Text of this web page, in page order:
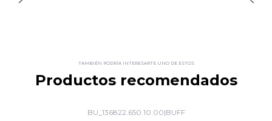
TAMBIÉN PODRÍA INTERESARTE UNO DE ESTOS
Productos recomendados
BU_136822.650.10.00|BUFF